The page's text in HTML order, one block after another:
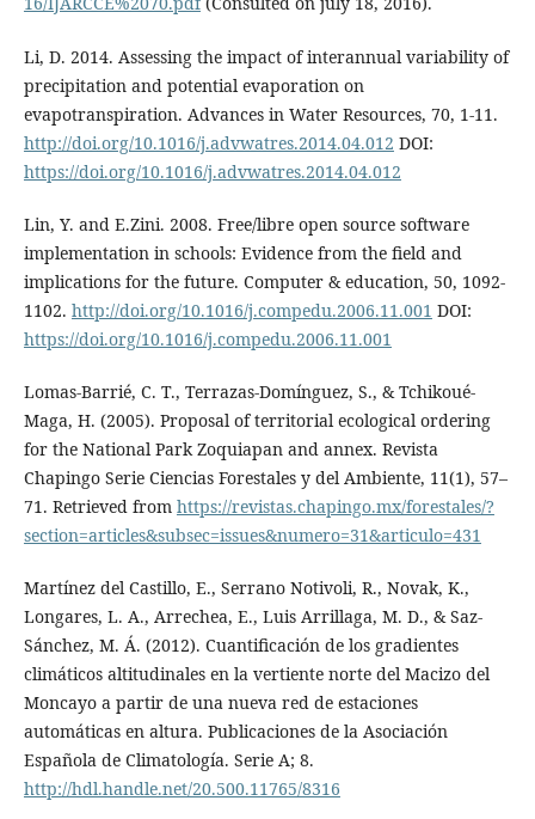
Li, D. 2014. Assessing the impact of interannual variability of
precipitation and potential evaporation on
evapotranspiration. Advances in Water Resources, 70, 1-11.
http://doi.org/10.1016/j.advwatres.2014.04.012 DOI:
https://doi.org/10.1016/j.advwatres.2014.04.012
Lin, Y. and E.Zini. 2008. Free/libre open source software
implementation in schools: Evidence from the field and
implications for the future. Computer & education, 50, 1092-
1102. http://doi.org/10.1016/j.compedu.2006.11.001 DOI:
https://doi.org/10.1016/j.compedu.2006.11.001
Lomas-Barrié, C. T., Terrazas-Domínguez, S., & Tchikoué-
Maga, H. (2005). Proposal of territorial ecological ordering
for the National Park Zoquiapan and annex. Revista
Chapingo Serie Ciencias Forestales y del Ambiente, 11(1), 57–
71. Retrieved from https://revistas.chapingo.mx/forestales/?
section=articles&subsec=issues&numero=31&articulo=431
Martínez del Castillo, E., Serrano Notivoli, R., Novak, K.,
Longares, L. A., Arrechea, E., Luis Arrillaga, M. D., & Saz-
Sánchez, M. Á. (2012). Cuantificación de los gradientes
climáticos altitudinales en la vertiente norte del Macizo del
Moncayo a partir de una nueva red de estaciones
automáticas en altura. Publicaciones de la Asociación
Española de Climatología. Serie A; 8.
http://hdl.handle.net/20.500.11765/8316